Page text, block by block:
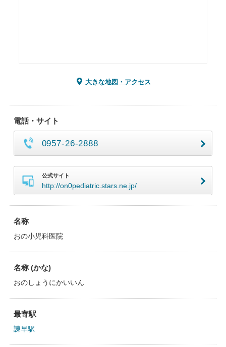
大きな地図・アクセス
電話・サイト
0957-26-2888
公式サイト
http://on0pediatric.stars.ne.jp/
名称
おの小児科医院
名称 (かな)
おのしょうにかいいん
最寄駅
諫早駅